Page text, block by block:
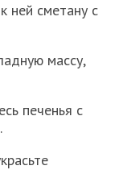
ней сметану с
массу,
печенья с